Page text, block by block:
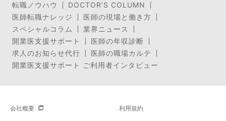
転職ノウハウ
DOCTOR’S COLUMN
医師転職ナレッジ
医師の現場と働き方
スペシャルコラム
業界ニュース
開業医支援サポート
医師の年収診断
求人のお知らせ代行
医師の職場カルテ
開業医支援サポート ご利用者インタビュー
会社概要 利用規約